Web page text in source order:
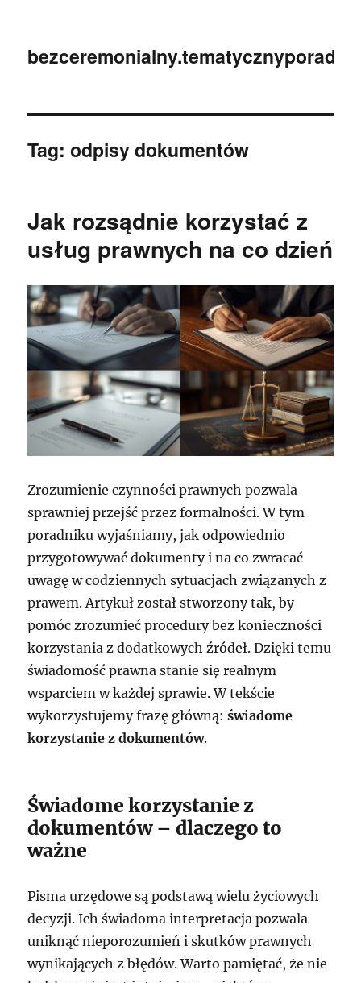
Tag:odpisy dokumentów
Jak rozsądnie korzystać z
usług prawnych na co dzień
Zrozumienie czynności prawnych pozwala
sprawniej przejść przez formalności. W tym
poradniku wyjaśniamy, jak odpowiednio
przygotowywać dokumenty i na co zwracać
uwagę w codziennych sytuacjach związanych z
prawem. Artykuł został stworzony tak, by
pomóc zrozumieć procedury bez konieczności
korzystania z dodatkowych źródeł. Dzięki temu
świadomość prawna stanie się realnym
wsparciem w każdej sprawie. W tekście
wykorzystujemy frazę główną:świadome
korzystanie z dokumentów.
Świadome korzystanie z
dokumentów – dlaczego to
ważne
Pisma urzędowe są podstawą wielu życiowych
decyzji. Ich świadoma interpretacja pozwala
uniknąć nieporozumień i skutków prawnych
wynikających z błędów. Warto pamiętać, że nie